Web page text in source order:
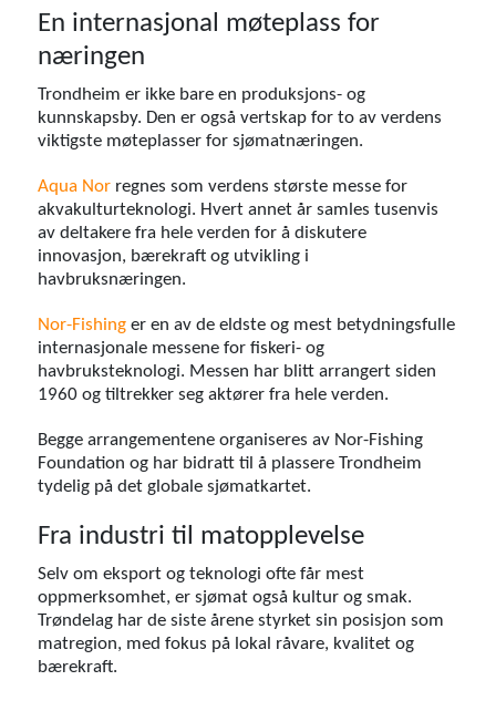
En internasjonal møteplass for
næringen
Trondheim er ikke bare en produksjons- og
kunnskapsby. Den er også vertskap for to av verdens
viktigste møteplasser for sjømatnæringen.
Aqua Nor regnes som verdens største messe for
akvakulturteknologi. Hvert annet år samles tusenvis
av deltakere fra hele verden for å diskutere
innovasjon, bærekraft og utvikling i
havbruksnæringen.
Nor-Fishing er en av de eldste og mest betydningsfulle
internasjonale messene for fiskeri- og
havbruksteknologi. Messen har blitt arrangert siden
1960 og tiltrekker seg aktører fra hele verden.
Begge arrangementene organiseres av Nor-Fishing
Foundation og har bidratt til å plassere Trondheim
tydelig på det globale sjømatkartet.
Fra industri til matopplevelse
Selv om eksport og teknologi ofte får mest
oppmerksomhet, er sjømat også kultur og smak.
Trøndelag har de siste årene styrket sin posisjon som
matregion, med fokus på lokal råvare, kvalitet og
bærekraft.